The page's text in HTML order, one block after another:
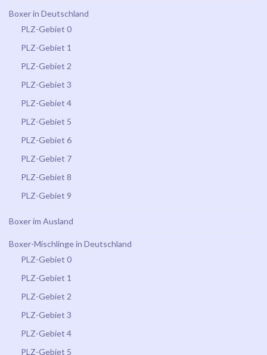
Boxer in Deutschland
PLZ-Gebiet 0
PLZ-Gebiet 1
PLZ-Gebiet 2
PLZ-Gebiet 3
PLZ-Gebiet 4
PLZ-Gebiet 5
PLZ-Gebiet 6
PLZ-Gebiet 7
PLZ-Gebiet 8
PLZ-Gebiet 9
Boxer im Ausland
Boxer-Mischlinge in Deutschland
PLZ-Gebiet 0
PLZ-Gebiet 1
PLZ-Gebiet 2
PLZ-Gebiet 3
PLZ-Gebiet 4
PLZ-Gebiet 5